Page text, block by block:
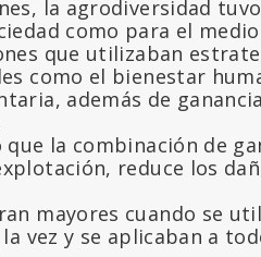
la agrodiversidad
como para el
que utilizaban
como el bienestar
además de
que la combinación de
reduce los
mayores cuando se
vez y se aplicaban a